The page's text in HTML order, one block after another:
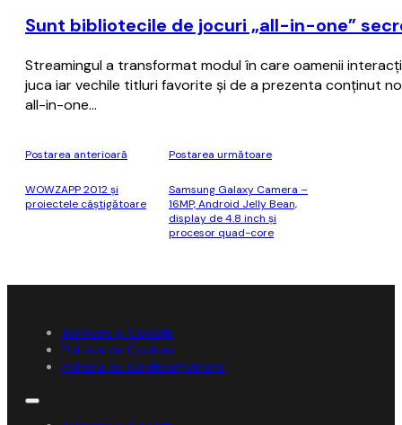
Sunt bibliotecile de jocuri „all-in-one”
Streamingul a transformat modul în care oamenii
juca iar vechile titluri favorite și de a prezenta conținut
all-in-one…
Postarea anterioară
WOWZAPP 2012 şi
proiectele câştigătoare
Postarea următoare
Samsung Galaxy Camera –
16MP, Android Jelly Bean,
display de 4.8 inch și
procesor quad-core
Termene și Condiții
Politica de Cookies
Politica de Confidențialitate